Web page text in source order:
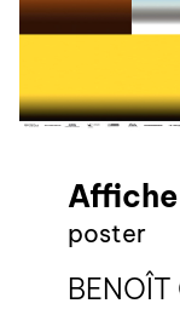
poster
BENOÎT